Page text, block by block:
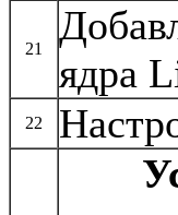
21
ядра
22